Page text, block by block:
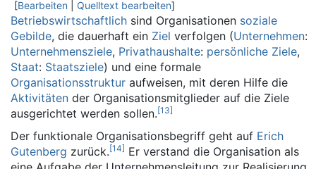
[Bearbeiten Quelltext bearbeiten]
Betriebswirtschaftlich sind Organisationen soziale
Gebilde, die dauerhaft ein Ziel verfolgen (Unternehmen:
Unternehmensziele, Privathaushalte: persönliche Ziele,
Staat: Staatsziele) und eine formale
Organisationsstruktur aufweisen, mit deren Hilfe die
Aktivitäten der Organisationsmitglieder auf die Ziele
ausgerichtet werden sollen.[13]
Der funktionale Organisationsbegriff geht auf Erich
Gutenberg zurück.[14] Er verstand die Organisation als